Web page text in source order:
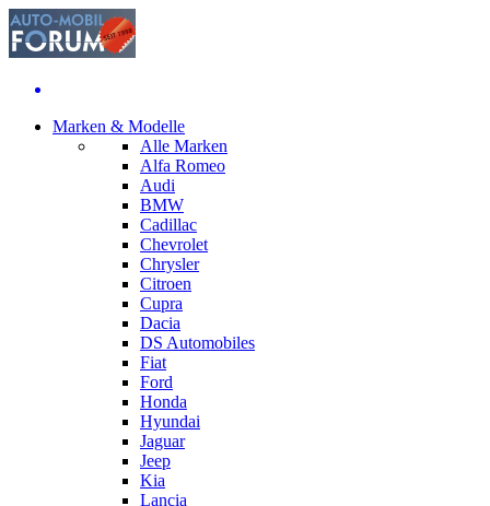
Marken & Modelle
Alle Marken
Alfa Romeo
Audi
BMW
Cadillac
Chevrolet
Chrysler
Citroen
Cupra
Dacia
DS Automobiles
Fiat
Ford
Honda
Hyundai
Jaguar
Jeep
Kia
Lancia